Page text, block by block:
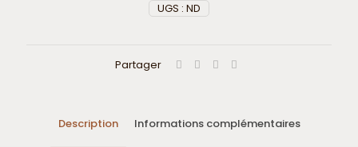
UGS : ND
Partager
Description Informations complémentaires